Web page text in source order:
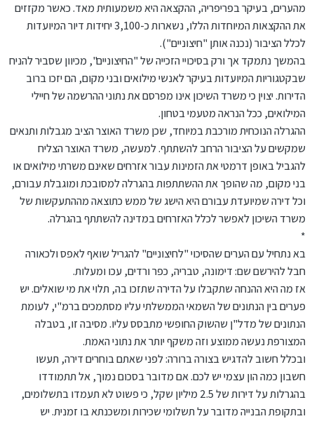
מהערים, בעיקר בפריפריה, ההקצאה היא משמעותית מאד. כאשר מקזזים
את ההקצאות המיוחדות הללו, נשארות כ-3,100 יחידות דיור המיועדות
לכלל הציבור (נכנה אותן "חיצוניים").
בהמשך נתמקד אך ורק בסיכויי הזכייה של "החיצוניים", מכיוון שסביר להניח
שבקטגוריות המיועדות בעיקר לאנשי מילואים ובני מקום, הם יזכו ברוב
הדירות. יצוין כי משרד השיכון אינו מפרסם את נתוני ההרשמה של חיילי
המילואים, ככל הנראה מטעמי בטחון.
ההגרלה הנוכחית מורכבת במיוחד, שכן משרד האוצר הציב מגבלות ותנאים
שמקשים על הציבור הרחב להשתתף. למעשה, משרד האוצר הצליח
להגביל באופן דרמטי את הזמינות עבור אזרחים שאינם משרתי מילואים או
בני מקום, מה שהופך את ההשתתפות בהגרלה למסובכת ומוגבלת עבורם,
וכל דירה שמיועדת עבורם היא הישג של ממש כתוצאה מההתעקשות של
משרד השיכון לאפשר לכלל האזרחים במדינה להשתתף בהגרלה.
*
בא נתחיל עם הערים שהסיכוי "לחיצוניים" להגריל שואף לאפס ולכאורה
חבל להירשם שם: דימונה, טבריה, כפר ורדים, עכו ומעלות.
אז מה היא ההנחה שתקבלו על הדירה שתזכו בה, תלוי את מי שואלים. יש
פערים בין הנתונים של השמאי הממשלתי עליו מסתמכים ברמ"י, לעומת
הנתונים של מדל"ן שהשוק החופשי מתבסס עליו. מסיבה זו, בטבלה
המצורפת נעשה ממוצע וזה משקף יותר את נתוני האמת.
ובכלל חשוב להדגיש בצורה ברורה: לפני שאתם בוחרים דירה, תעשו
חשבון כמה הון עצמי יש לכם. אם מדובר בסכום נמוך, אל תתמודדו
בהגרלות על דירות של 2.5 מיליון שקל, כי פשוט לא תעמדו בתשלומים,
ובתקופת הבנייה מדובר על תשלומי שכירות ומשכנתא בו זמנית. יש